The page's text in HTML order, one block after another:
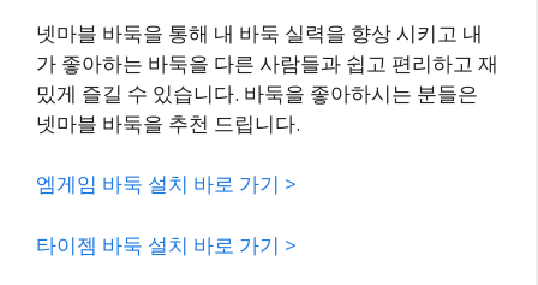
넷마블 바둑을 통해 내 바둑 실력을 향상 시키고 내
가 좋아하는 바둑을 다른 사람들과 쉽고 편리하고 재
밌게 즐길 수 있습니다. 바둑을 좋아하시는 분들은
넷마블 바둑을 추천 드립니다.
엠게임 바둑 설치 바로 가기 >
타이젬 바둑 설치 바로 가기 >